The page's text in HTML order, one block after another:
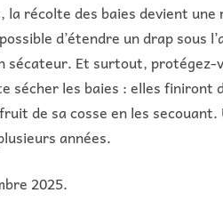
la récolte des baies devient une
d’étendre un drap sous
sécateur. Et surtout, protégez-
sécher les baies : elles finiront
de sa cosse en les secouant.
années.
2025.